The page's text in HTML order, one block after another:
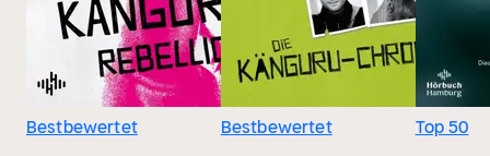
Bestbewertet Bestbewertet Top 50